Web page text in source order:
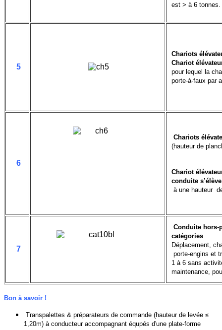
est > à 6 tonnes.
5
Chariots
Chariot
pour lequel la
porte-à-faux par
6
Chariots
(hauteur de
Chariot
conduite s’élève
à une hauteur
7
Conduite hors-
catégories
Déplacement,
porte-engins et
1 à 6 sans
maintenance,
Bon à savoir !
Transpalettes & préparateurs de commande (hauteur de levée ≤
1,20m) à conducteur accompagnant équpés d'une plate-forme